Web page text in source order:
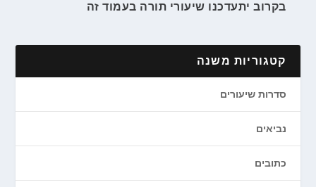
בקרוב יתעדכנו שיעורי תורה בעמוד זה
קטגוריות משנה
סדרות שיעורים
נביאים
כתובים